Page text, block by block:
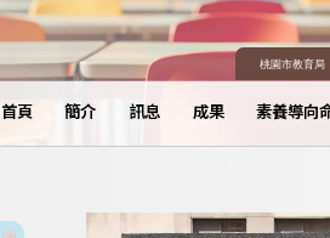
桃園市教育局｜
首頁 簡介 訊息 成果 素養導向